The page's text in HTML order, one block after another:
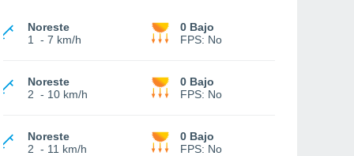
Noreste
1
- 7 km/h
0 Bajo
FPS: No
Noreste
2 - 10 km/h
0 Bajo
FPS: No
Noreste
2 - 11 km/h
0 Bajo
FPS: No